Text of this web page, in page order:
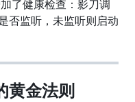
了健康检查：影刀调
否监听，未监听则启动
黄金法则